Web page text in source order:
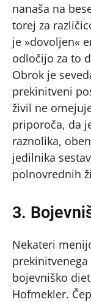
nanaša na
torej za
je »dovoljen«
odločijo za to
Obrok je
prekinitveni
živil ne
priporoča, da
raznolika,
jedilnika
polnovrednih
3.
Nekateri
bojevniško
Hofmekler.